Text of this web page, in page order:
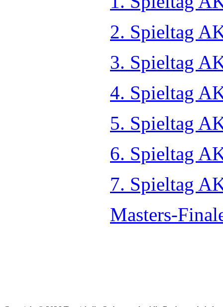
2. Spieltag
3. Spieltag
4. Spieltag
5. Spieltag
6. Spieltag
7. Spieltag
Masters-